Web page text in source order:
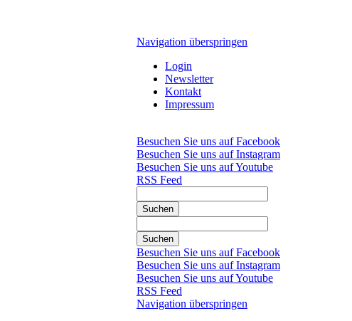
Navigation überspringen
Login
Newsletter
Kontakt
Impressum
Besuchen Sie uns auf Facebook
Besuchen Sie uns auf Instagram
Besuchen Sie uns auf Youtube
RSS Feed
Suchen
Suchen
Besuchen Sie uns auf Facebook
Besuchen Sie uns auf Instagram
Besuchen Sie uns auf Youtube
RSS Feed
Navigation überspringen